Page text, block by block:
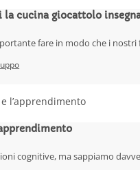
la cucina giocattolo
fare in modo che i
cognitive, ma sappiamo